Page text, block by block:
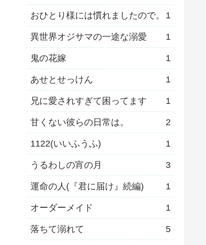
おひとり様には慣れましたので。 1
異世界オジサマの一途な溺愛 1
鬼の花嫁 1
あせとせっけん 1
兄に愛されすぎて困ってます 1
甘くない彼らの日常は。 2
1122(いいふうふ) 1
うるわしの宵の月 3
運命の人(『君に届け』続編) 1
オーダーメイド 1
落ちて溺れて 5